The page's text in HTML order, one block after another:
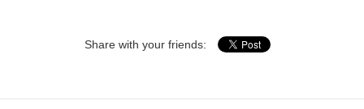
Share with your friends: